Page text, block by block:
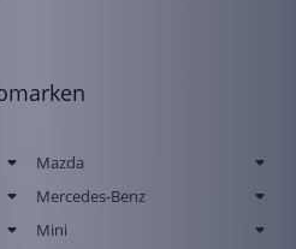
Mazda
Mercedes-Benz
Mini